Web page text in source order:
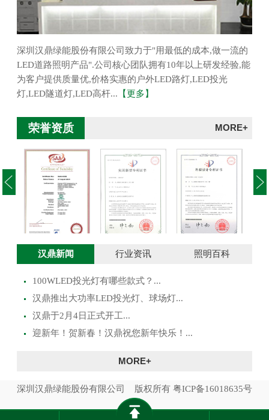
深圳汉鼎绿能股份有限公司致力于"用最低的成本,做一流的
LED道路照明产品".公司核心团队拥有10年以上研发经验,能
为客户提供质量优,价格实惠的户外LED路灯,LED投光
灯,LED隧道灯,LED高杆... 【更多】
荣誉资质 MORE+
澳大利亚SAA证
书
投光灯实用新型
投光灯外观设计
汉鼎新闻 行业资讯 照明百科
100WLED投光灯有哪些款式？...
​汉鼎推出大功率LED投光灯、球场灯...
汉鼎于2月4日正式开工...
迎新年！贺新春！汉鼎祝您新年快乐！...
MORE+
深圳汉鼎绿能股份有限公司 版权所有 粤ICP备16018635号